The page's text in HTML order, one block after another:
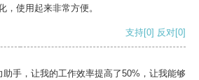
，使用起来非常方便。
支持[0] 反对[0]
手，让我的工作效率提高了50%，让我能够